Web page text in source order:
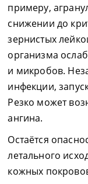
примеру,
снижении до
зернистых
организма
и микробов.
инфекции,
Резко может
ангина.
Остаётся
летального
кожных